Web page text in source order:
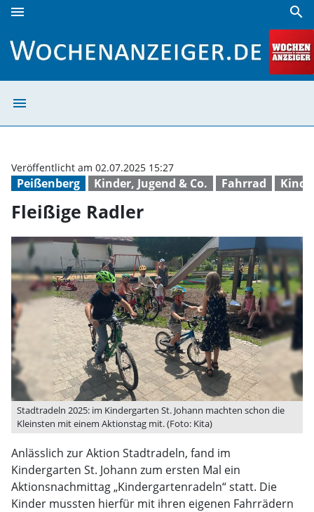
menu search
menu
Peißenberg Kinder, Jugend & Co. Fahrrad
Veröffentlicht am 02.07.2025 15:27
Fleißige Radler
Stadtradeln 2025: im Kindergarten St. Johann machten schon die
Kleinsten mit einem Aktionstag mit. (Foto: Kita)
Anlässlich zur Aktion Stadtradeln, fand im
Kindergarten St. Johann zum ersten Mal ein
Aktionsnachmittag „Kindergartenradeln“ statt. Die
Kinder mussten hierfür mit ihren eigenen Fahrrädern